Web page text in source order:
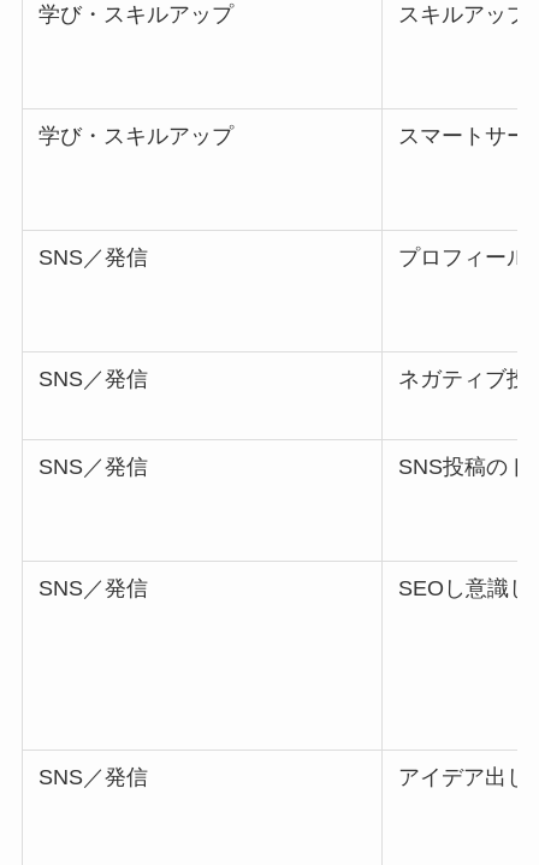
学び・スキルアップ スキルアップ
学び・スキルアップ スマートサー
SNS／発信 プロフィール
SNS／発信 ネガティブ投
SNS／発信 SNS投稿のト
SNS／発信 SEOし意識し
SNS／発信 アイデア出し